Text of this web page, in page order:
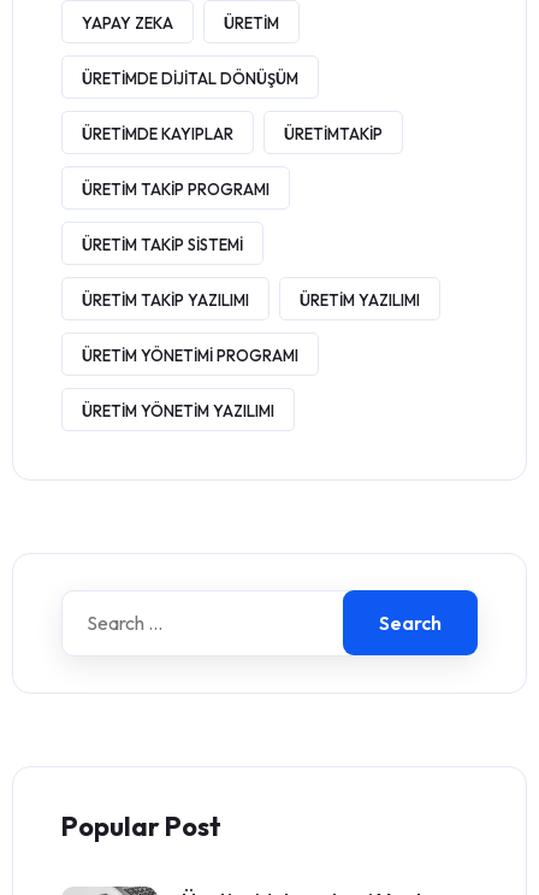
YAPAY ZEKA ÜRETIM
ÜRETIMDE DIJITAL DÖNÜŞÜM
ÜRETIMDE KAYIPLAR ÜRETIMTAKIP
ÜRETIM TAKIP PROGRAMI
ÜRETIM TAKIP SISTEMI
ÜRETIM TAKIP YAZILIMI ÜRETIM YAZILIMI
ÜRETIM YÖNETIMI PROGRAMI
ÜRETIM YÖNETIM YAZILIMI
Search
Popular Post